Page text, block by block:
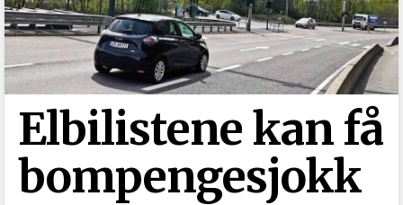
Elbilistene kan få
bompengesjokk